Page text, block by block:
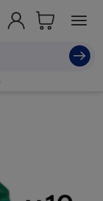
/Domotica e